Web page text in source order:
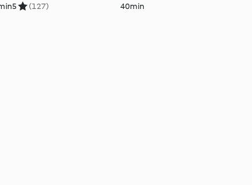
5 (127) 40min